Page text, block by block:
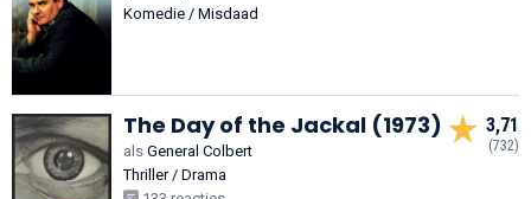
Komedie / Misdaad
The Day of the Jackal (1973)
als General Colbert
Thriller / Drama
3,71
(732)